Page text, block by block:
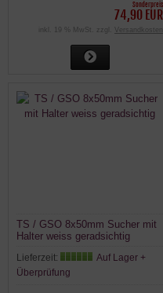
Sonderpreis
74,90 EUR
inkl. 19 % MwSt. zzgl. Versandkosten
TS / GSO 8x50mm Sucher mit
Halter weiss geradsichtig
Lieferzeit:
Auf Lager +
Überprüfung